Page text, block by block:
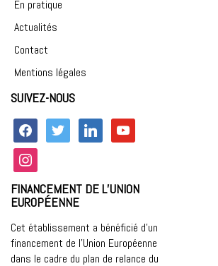
En pratique
Actualités
Contact
Mentions légales
SUIVEZ-NOUS
facebooktwitter linkedin youtube
instagram
FINANCEMENT DE L’UNION
EUROPÉENNE
Cet établissement a bénéficié d’un
financement de l’Union Européenne
dans le cadre du plan de relance du